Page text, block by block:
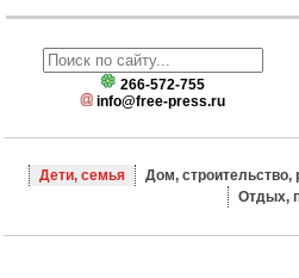
266-572-755
info@free-press.ru
Дети, семья Дом, строительство,
Отдых,